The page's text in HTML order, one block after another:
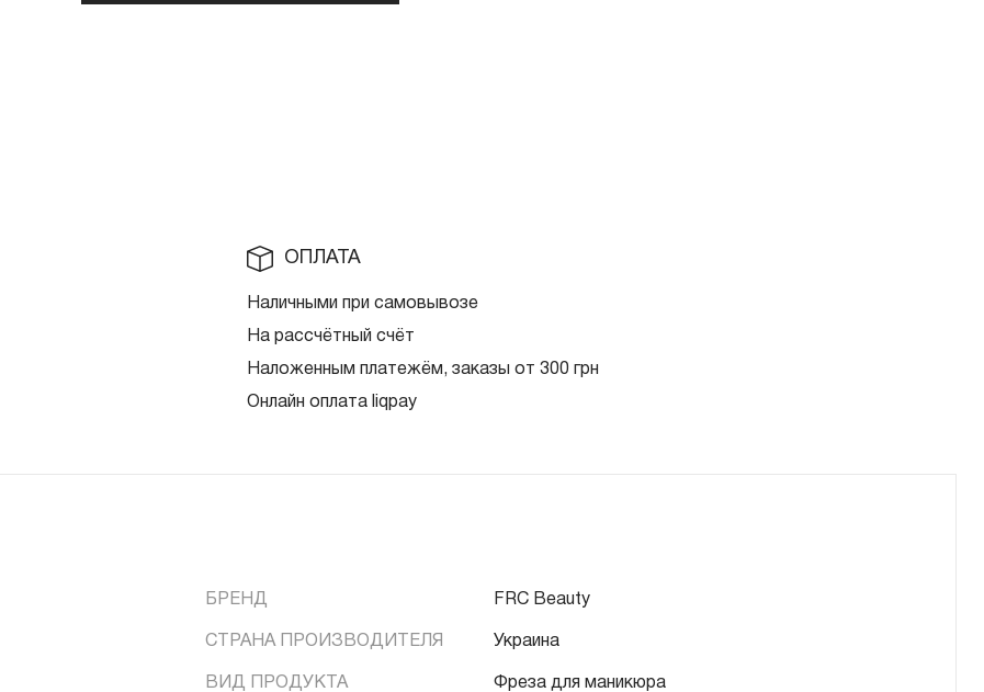
ОПЛАТА
Наличными при самовывозе
На рассчётный счёт
Наложенным платежём, заказы от 300 грн
Онлайн оплата liqpay
БРЕНД FRC Beauty
СТРАНА ПРОИЗВОДИТЕЛЯ Украина
ВИД ПРОДУКТА Фреза для маникюра